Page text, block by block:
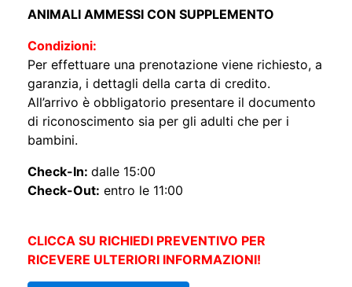
ANIMALI AMMESSI CON SUPPLEMENTO
Condizioni:
Per effettuare una prenotazione viene richiesto, a
garanzia, i dettagli della carta di credito.
All’arrivo è obbligatorio presentare il documento
di riconoscimento sia per gli adulti che per i
bambini.
Check-In: dalle 15:00
Check-Out: entro le 11:00
CLICCA SU RICHIEDI PREVENTIVO PER
RICEVERE ULTERIORI INFORMAZIONI!